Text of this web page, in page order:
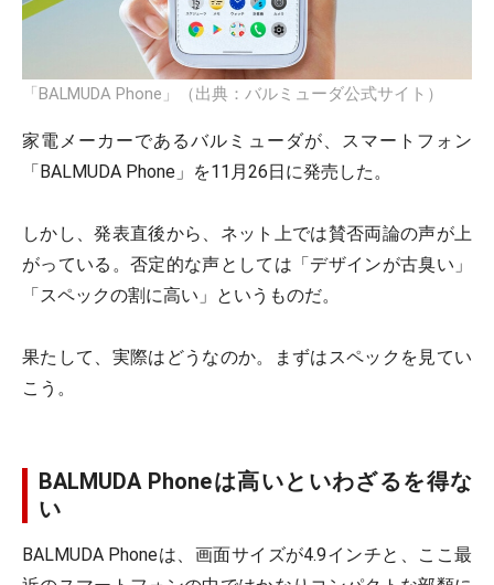
「BALMUDA Phone」（出典：バルミューダ公式サイト）
家電メーカーであるバルミューダが、スマートフォン
「BALMUDA Phone」を11月26日に発売した。
しかし、発表直後から、ネット上では賛否両論の声が上
がっている。否定的な声としては「デザインが古臭い」
「スペックの割に高い」というものだ。
果たして、実際はどうなのか。まずはスペックを見てい
こう。
BALMUDA Phoneは高いといわざるを得な
い
BALMUDA Phoneは、画面サイズが4.9インチと、ここ最